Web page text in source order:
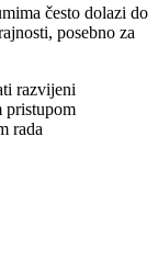
često dolazi do
posebno za
razvijeni
pristupom
rada